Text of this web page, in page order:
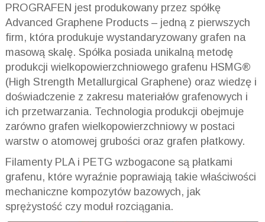
PROGRAFEN jest produkowany przez spółkę
Advanced Graphene Products – jedną z pierwszych
firm, która produkuje wystandaryzowany grafen na
masową skalę. Spółka posiada unikalną metodę
produkcji wielkopowierzchniowego grafenu HSMG®
(High Strength Metallurgical Graphene) oraz wiedzę i
doświadczenie z zakresu materiałów grafenowych i
ich przetwarzania. Technologia produkcji obejmuje
zarówno grafen wielkopowierzchniowy w postaci
warstw o atomowej grubości oraz grafen płatkowy.
Filamenty PLA i PETG wzbogacone są płatkami
grafenu, które wyraźnie poprawiają takie właściwości
mechaniczne kompozytów bazowych, jak
sprężystość czy moduł rozciągania.